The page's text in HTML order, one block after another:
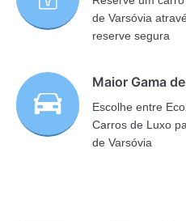
de Varsóvia
reserve segura
Maior Gama
Escolhe entre
Carros de Luxo
de Varsóvia